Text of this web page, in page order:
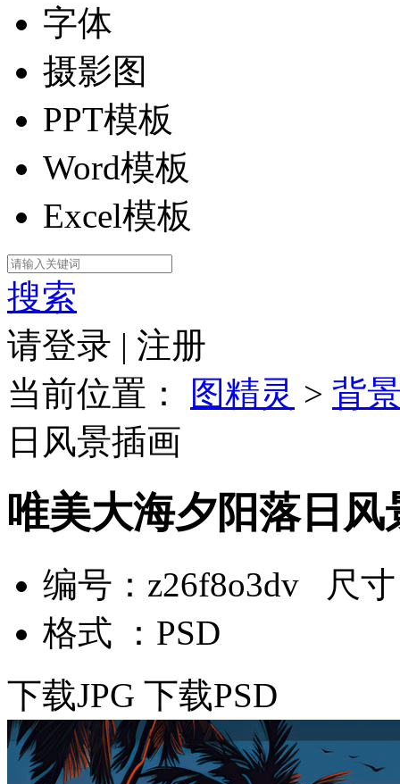
字体
摄影图
PPT模板
Word模板
Excel模板
搜索
请登录 | 注册
当前位置：
图精灵 > 背
日风景插画
唯美大海夕阳落日风
编号：z26f8o3dv 尺寸
格式 ：PSD
下载JPG 下载PSD